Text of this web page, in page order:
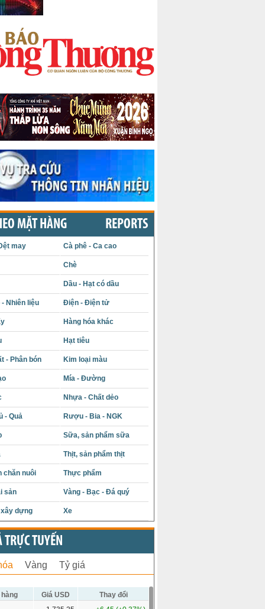
MẶT HÀNG REPORTS
may Cà phê - Ca cao
Chè
Dầu - Hạt có dầu
- Nhiên liệu Điện - Điện tử
Hàng hóa khác
Hạt tiêu
- Phân bón Kim loại màu
Mía - Đường
Nhựa - Chất dẻo
- Quả Rượu - Bia - NGK
Sữa, sản phẩm sữa
Thịt, sản phẩm thịt
chăn nuôi Thực phẩm
sản Vàng - Bạc - Đá quý
dựng Xe
TRỰC TUYẾN
Vàng Tỷ giá
Giá USD
Thay đổi